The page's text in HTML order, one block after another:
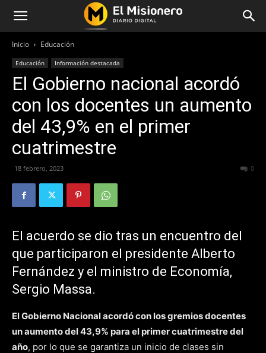
Inicio Educación
Educación Información destacada
El Gobierno nacional acordó
con los docentes un aumento
del 43,9% en el primer
cuatrimestre
18 febrero, 2023 0
El acuerdo se dio tras un encuentro del
que participaron el presidente Alberto
Fernández y el ministro de Economía,
Sergio Massa.
El Gobierno Nacional acordó con los gremios docentes
un aumento del 43,9% para el primer cuatrimestre del
año, por lo que se garantiza un inicio de clases sin